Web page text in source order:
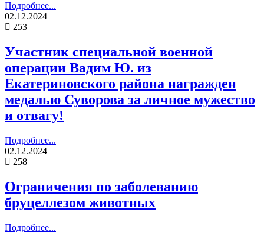
Подробнее...
02.12.2024
253
Участник специальной военной
операции Вадим Ю. из
Екатериновского района награжден
медалью Суворова за личное мужество
и отвагу!
Подробнее...
02.12.2024
258
Ограничения по заболеванию
бруцеллезом животных
Подробнее...